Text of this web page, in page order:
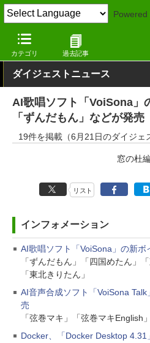
Powered
カテゴリ 過去記事
窓の杜 その他の話題
ダイジェストニュース
AI歌唱ソフト「VoiSona」
「ずんだもん」などが発
19件を掲載（6月21日のダイジェ
窓の杜
リスト
インフォメーション
AI歌唱ソフト「VoiSona」の新ボ
「ずんだもん」「四国めたん」
「東北きりたん」
AI音声合成ソフト「VoiSona
売
「弦巻マキ」「弦巻マキEnglish
Docker、「Docker Desktop